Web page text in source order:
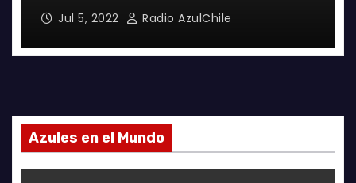
Jun 24, 2022 Radio AzulChile
Azules en el Mundo